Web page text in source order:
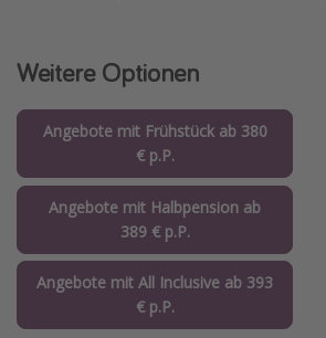
Weitere Optionen
Angebote mit Frühstück ab 380
€ p.P.
Angebote mit Halbpension ab
389 € p.P.
Angebote mit All Inclusive ab 393
€ p.P.